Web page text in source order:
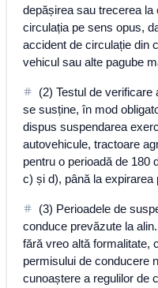
depășirea sau trecerea
circulația pe sens opus,
accident de circulație din
vehicul sau alte pagube
(2) Testul de
se susține, în mod
dispus suspendarea
autovehicule, tractoare
pentru o perioadă de 180
c) și d), până la expirarea
(3) Perioadele de
conduce prevăzute la
fără vreo altă formalitate,
permisului de conducere
cunoaștere a regulilor de